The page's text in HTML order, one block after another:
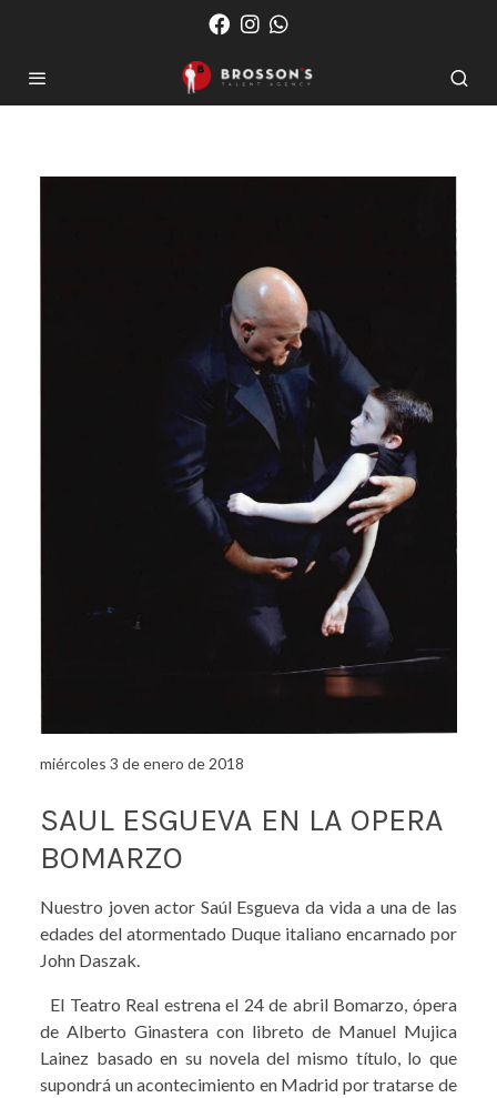
miércoles 3 de enero de 2018
SAUL ESGUEVA EN LA OPERA
BOMARZO
Nuestro joven actor Saúl Esgueva da vida a una de las
edades del atormentado Duque italiano encarnado por
John Daszak.
El Teatro Real estrena el 24 de abril Bomarzo, ópera
de Alberto Ginastera con libreto de Manuel Mujica
Lainez basado en su novela del mismo título, lo que
supondrá un acontecimiento en Madrid por tratarse de